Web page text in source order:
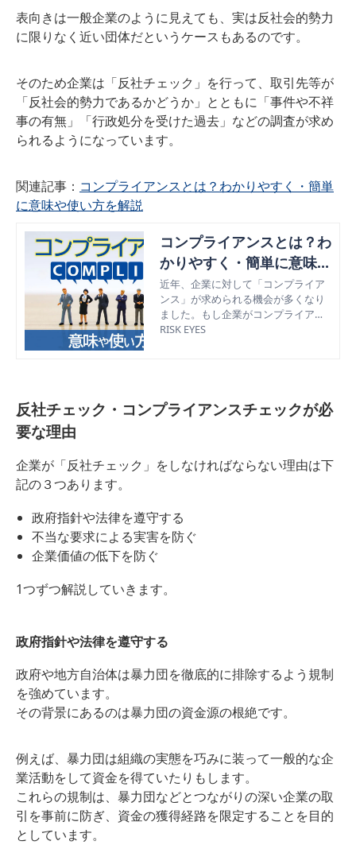
表向きは一般企業のように見えても、実は反社会的勢力
に限りなく近い団体だというケースもあるのです。
そのため企業は「反社チェック」を行って、取引先等が
「反社会的勢力であるかどうか」とともに「事件や不祥
事の有無」「行政処分を受けた過去」などの調査が求め
られるようになっています。
関連記事： コンプライアンスとは？わかりやすく・簡単
に意味や使い方を解説
コンプライアンスとは？わ
かりやすく・簡単に意味や
使い方を解説
近年、企業に対して「コンプライア
ンス」が求められる機会が多くなり
ました。もし企業がコンプライアン
スに違反してしまうと、企業のイメ
こともあります。 そのため、企業は
コンプライアンスの重要度をしっか
「コンプライアンス」の意味や関連
守に重要な反社チェックについても
紹介していきます。
RISK EYES
反社チェック・コンプライアンスチェックが必
要な理由
企業が「反社チェック」をしなければならない理由は下
記の３つあります。
政府指針や法律を遵守する
不当な要求による実害を防ぐ
企業価値の低下を防ぐ
1つずつ解説していきます。
政府指針や法律を遵守する
政府や地方自治体は暴力団を徹底的に排除するよう規制
を強めています。
その背景にあるのは暴力団の資金源の根絶です。
例えば、暴力団は組織の実態を巧みに装って一般的な企
業活動をして資金を得ていたりもします。
これらの規制は、暴力団などとつながりの深い企業の取
引を事前に防ぎ、資金の獲得経路を限定することを目的
としています。